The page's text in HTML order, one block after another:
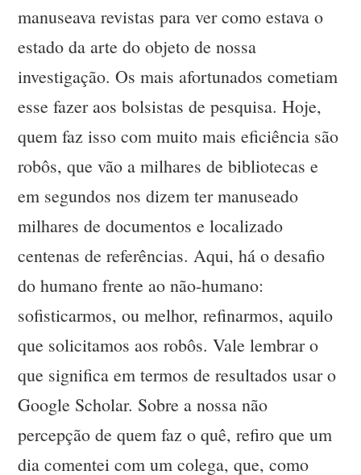
manuseava revistas para ver como estava o
estado da arte do objeto de nossa
investigação. Os mais afortunados cometiam
esse fazer aos bolsistas de pesquisa. Hoje,
quem faz isso com muito mais eficiência são
robôs, que vão a milhares de bibliotecas e
em segundos nos dizem ter manuseado
milhares de documentos e localizado
centenas de referências. Aqui, há o desafio
do humano frente ao não-humano:
sofisticarmos, ou melhor, refinarmos, aquilo
que solicitamos aos robôs. Vale lembrar o
que significa em termos de resultados usar o
Google Scholar. Sobre a nossa não
percepção de quem faz o quê, refiro que um
dia comentei com um colega, que, como